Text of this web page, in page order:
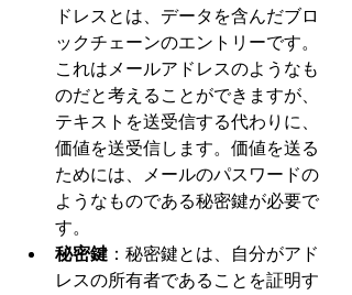
ドレスとは、データを含んだブロ
ックチェーンのエントリーです。
これはメールアドレスのようなも
のだと考えることができますが、
テキストを送受信する代わりに、
価値を送受信します。価値を送る
ためには、メールのパスワードの
ようなものである秘密鍵が必要で
す。
秘密鍵 ：秘密鍵とは、自分がアド
レスの所有者であることを証明す